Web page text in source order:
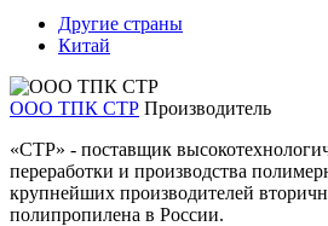
Другие страны
Китай
ООО ТПК СТР Производитель
«СТР» - поставщик
переработки и производства
крупнейших производителей
полипропилена в России.